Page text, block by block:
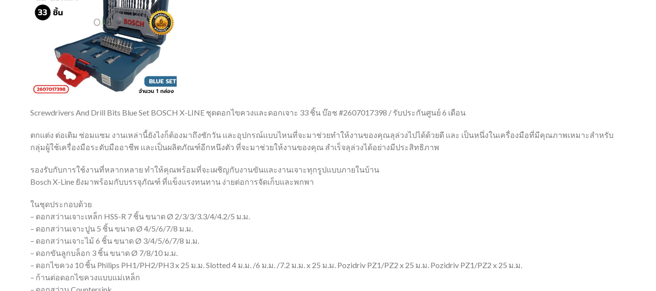
Screwdrivers And Drill Bits Blue Set BOSCH X-LINE ชุดดอกไขควงและดอกเจาะ 33 ชิ้น บ๊อช #2607017398 / รับประกันศูนย์ 6 เดือน
ตกเเต่ง ต่อเติม ซ่อมเเซม งานเหล่านี้ยังไงก็ต้องมาถึงซักวัน เเละอุปกรณ์เเบบไหนที่จะมาช่วยทำให้งานของคุณลุล่วงไปได้ด้วยดี เเละ เป็นหนึ่งในเครื่องมือที่มีคุณภาพเหมาะสำหรับ
กลุ่มผู้ใช้เครื่องมือระดับมืออาชีพ เเละเป็นผลิตภัณฑ์อีกหนึงตัว ที่จะมาช่วยให้งานของคุณ สำเร็จลุล่วงได้อย่างมีประสิทธิภาพ
รองรับกับการใช้งานที่หลากหลาย ทำให้คุณพร้อมที่จะเผชิญกับงานขันและงานเจาะทุกรูปแบบภายในบ้าน
Bosch X-Line ยังมาพร้อมกับบรรจุภัณฑ์ ที่แข็งแรงทนทาน ง่ายต่อการจัดเก็บและพกพา
ในชุดประกอบด้วย
– ดอกสว่านเจาะเหล็ก HSS-R 7 ชิ้น ขนาด Ø 2/3/3/3.3/4/4.2/5 ม.ม.
– ดอกสว่านเจาะปูน 5 ชิ้น ขนาด Ø 4/5/6/7/8 ม.ม.
– ดอกสว่านเจาะไม้ 6 ชิ้น ขนาด Ø 3/4/5/6/7/8 ม.ม.
– ดอกขันลูกบล็อก 3 ชิ้น ขนาด Ø 7/8/10 ม.ม.
– ดอกไขควง 10 ชิ้น Philips PH1/PH2/PH3 x 25 ม.ม. Slotted 4 ม.ม. /6 ม.ม. /7.2 ม.ม. x 25 ม.ม. Pozidriv PZ1/PZ2 x 25 ม.ม. Pozidriv PZ1/PZ2 x 25 ม.ม.
– ก้านต่อดอกไขควงแบบแม่เหล็ก
– ดอกสว่าน Countersink